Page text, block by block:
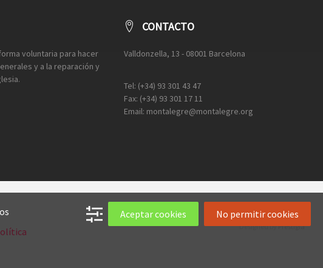
voluntaria para hacer
y a la reparación y
CONTACTO
Valldonzella, 13 - 08001 Barcelona
Tel: (+34) 93 301 43 47
Fax: (+34) 93 301 17 11
Email: montalegre@montalegre.org
Designed byPrestigia
Aceptar cookies No permitir cookies